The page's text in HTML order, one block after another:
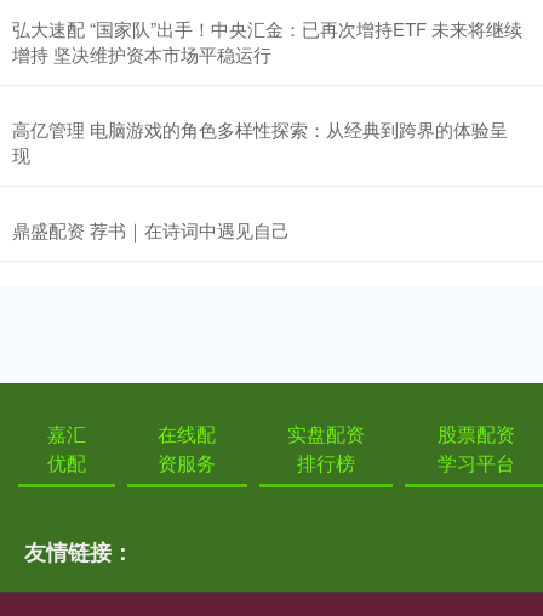
弘大速配 “国家队”出手！中央汇金：已再次增持ETF 未来将继续
增持 坚决维护资本市场平稳运行
高亿管理 电脑游戏的角色多样性探索：从经典到跨界的体验呈
现
鼎盛配资 荐书｜在诗词中遇见自己
嘉汇
优配
在线配
资服务
实盘配资
排行榜
股票配资
学习平台
友情链接：